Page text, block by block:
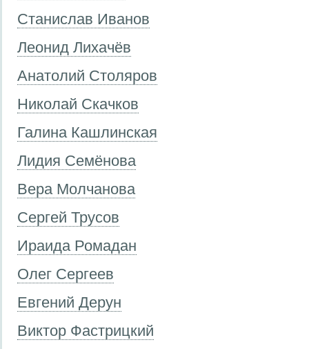
Станислав Иванов
Леонид Лихачёв
Анатолий Столяров
Николай Скачков
Галина Кашлинская
Лидия Семёнова
Вера Молчанова
Сергей Трусов
Ираида Ромадан
Олег Сергеев
Евгений Дерун
Виктор Фастрицкий